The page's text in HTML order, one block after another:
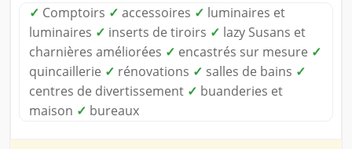
✓ Comptoirs ✓ accessoires ✓ luminaires et
luminaires ✓ inserts de tiroirs ✓ lazy Susans et
charnières améliorées ✓ encastrés sur mesure ✓
quincaillerie ✓ rénovations ✓ salles de bains ✓
centres de divertissement ✓ buanderies et
maison ✓ bureaux